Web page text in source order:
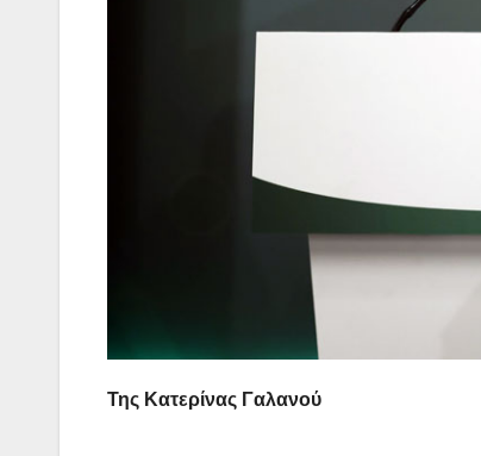
Της Κατερίνας Γαλανού